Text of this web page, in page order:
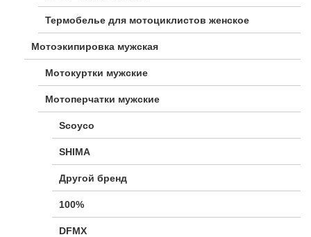
Термобелье для мотоциклистов женское
Мотоэкипировка мужская
Мотокуртки мужские
Мотоперчатки мужские
Scoyco
SHIMA
Другой бренд
100%
DFMX